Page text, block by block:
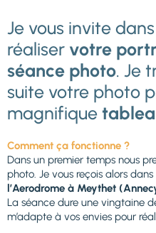
Je vous invite
réaliser votre
séance photo. Je
suite votre photo
magnifique
Comment ça fonctionne ?
Dans un premier temps nous
photo. Je vous reçois alors
l’Aerodrome à Meythet
La séance dure une vingtaine
m’adapte à vos envies pour